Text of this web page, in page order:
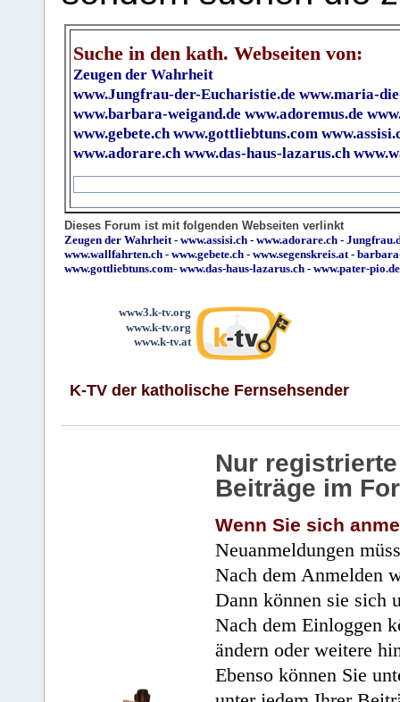
Suche in den kath. Webseiten von:
Zeugen der Wahrheit
www.Jungfrau-der-Eucharistie.de www.maria-
www.barbara-weigand.de www.adoremus.de
www.gebete.ch www.gottliebtuns.com
www.adorare.ch www.das-haus-lazarus.ch
Dieses Forum ist mit folgenden Webseiten verlinkt
Zeugen der Wahrheit - www.assisi.ch - www.adorare.ch -
www.wallfahrten.ch - www.gebete.ch - www.segenskreis.at -
www.gottliebtuns.com- www.das-haus-lazarus.ch - www.pater-pio.de
www3.k-tv.org
www.k-tv.org
www.k-tv.at
K-TV der katholische Fernsehsender
Nur
Beiträge im
Wenn Sie sich
Neuanmeldungen
Nach dem Anmelden
Dann können sie sich
Nach dem Einloggen
ändern oder weitere
Ebenso können Sie